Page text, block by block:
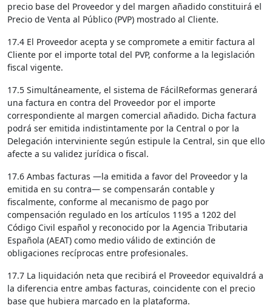
precio base del Proveedor y del margen añadido constituirá el
Precio de Venta al Público (PVP) mostrado al Cliente.
17.4 El Proveedor acepta y se compromete a emitir factura al
Cliente por el importe total del PVP, conforme a la legislación
fiscal vigente.
17.5 Simultáneamente, el sistema de FácilReformas generará
una factura en contra del Proveedor por el importe
correspondiente al margen comercial añadido. Dicha factura
podrá ser emitida indistintamente por la Central o por la
Delegación interviniente según estipule la Central, sin que ello
afecte a su validez jurídica o fiscal.
17.6 Ambas facturas —la emitida a favor del Proveedor y la
emitida en su contra— se compensarán contable y
fiscalmente, conforme al mecanismo de pago por
compensación regulado en los artículos 1195 a 1202 del
Código Civil español y reconocido por la Agencia Tributaria
Española (AEAT) como medio válido de extinción de
obligaciones recíprocas entre profesionales.
17.7 La liquidación neta que recibirá el Proveedor equivaldrá a
la diferencia entre ambas facturas, coincidente con el precio
base que hubiera marcado en la plataforma.